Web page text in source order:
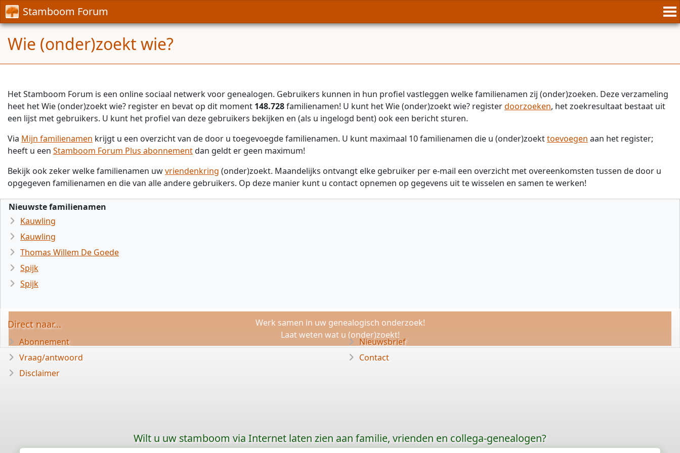
Stamboom Forum
Wie (onder)zoekt wie?
Het Stamboom Forum is een online sociaal netwerk voor genealogen. Gebruikers kunnen in hun profiel vastleggen welke familienamen zij (onder)zoeken. Deze verzameling
heet het Wie (onder)zoekt wie? register en bevat op dit moment 148.728familienamen! U kunt het Wie (onder)zoekt wie? registerdoorzoeken, het zoekresultaat bestaat uit
een lijst met gebruikers. U kunt het profiel van deze gebruikers bekijken en (als u ingelogd bent) ook een bericht sturen.
Via Mijn familienamen krijgt u een overzicht van de door u toegevoegde familienamen. U kunt maximaal 10 familienamen die u (onder)zoekttoevoegen aan het register;
heeft u een Stamboom Forum Plus abonnementdan geldt er geen maximum!
Bekijk ook zeker welke familienamen uwvriendenkring (onder)zoekt. Maandelijks ontvangt elke gebruiker per e-mail een overzicht met overeenkomsten tussen de door u
opgegeven familienamen en die van alle andere gebruikers. Op deze manier kunt u contact opnemen op gegevens uit te wisselen en samen te werken!
Nieuwste familienamen
Kauwling
Kauwling
Thomas Willem De Goede
Spijk
Spijk
Werk samen in uw genealogisch onderzoek!
Laat weten wat u (onder)zoekt!
Direct naar...
Abonnement
Vraag/antwoord
Disclaimer
Nieuwsbrief
Contact
Wilt u uw stamboom via Internet laten zien aan familie, vrienden en collega-genealogen?